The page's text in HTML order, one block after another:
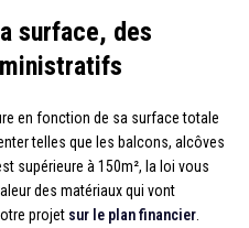
surface, des
en fonction de sa surface totale
telles que les balcons, alcôves
supérieure à 150m², la loi vous
des matériaux qui vont
projet sur le plan financier